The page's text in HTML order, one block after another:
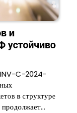
и
устойчиво
INV-C-2024-
в структуре
продолжает…